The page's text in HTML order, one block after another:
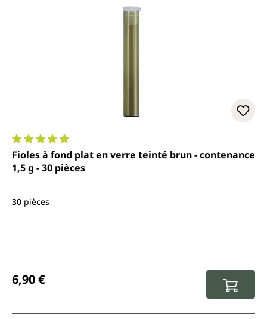
Note moyenne de 4.9 sur 5 étoiles
Fioles à fond plat en verre teinté brun - contenance
1,5 g - 30 pièces
30 pièces
6,90 €